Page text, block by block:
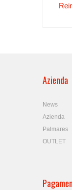
Azienda
News
Azienda
Palmares
OUTLET